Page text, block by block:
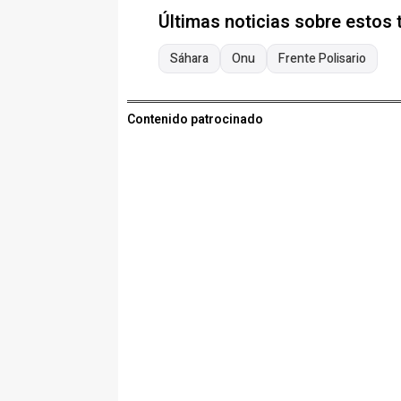
Últimas noticias sobre estos
Sáhara Onu Frente Polisario
Contenido patrocinado